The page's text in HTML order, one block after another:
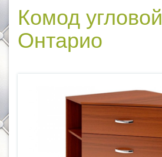
Комод угловой
Онтарио